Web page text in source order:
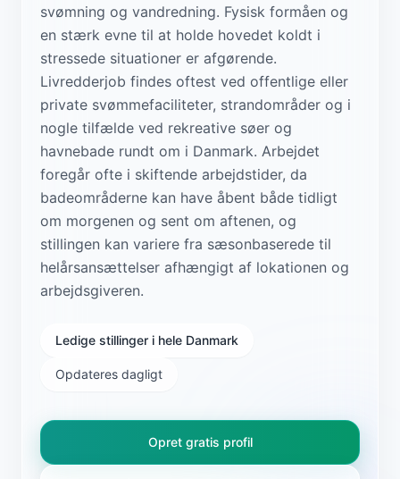
svømning og vandredning. Fysisk formåen og
en stærk evne til at holde hovedet koldt i
stressede situationer er afgørende.
Livredderjob findes oftest ved offentlige eller
private svømmefaciliteter, strandområder og i
nogle tilfælde ved rekreative søer og
havnebade rundt om i Danmark. Arbejdet
foregår ofte i skiftende arbejdstider, da
badeområderne kan have åbent både tidligt
om morgenen og sent om aftenen, og
stillingen kan variere fra sæsonbaserede til
helårsansættelser afhængigt af lokationen og
arbejdsgiveren.
Ledige stillinger i hele Danmark
Opdateres dagligt
Opret gratis profil